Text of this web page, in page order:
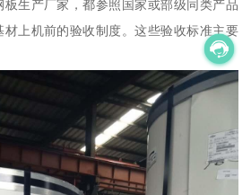
生产厂家，都参照国家或部级同类产品
上机前的验收制度。这些验收标准主要